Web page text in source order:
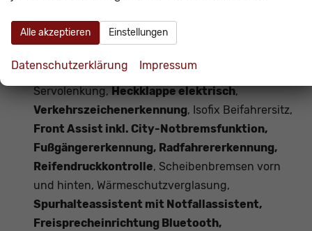
(Fahrmodusauswahl),Ausweichassistent,
Distanzanzeige(ParkPilot vorn und hinten),
Servolenkung, Heckklappe elektrisch,
Verkehrszeichenerkennung, Isofix Beifahrersitz,
Front Assist inkl. City-Notbremsfunktion,
Fußgängererkennung, Radfahrererkennung,
Reifendruckkontrolle, Scheibenbremsen vorn
und hinten, Wärmeschutzverglasung,
Spurhalteassistent mit Notfallassistent,
Freisprecheinrichtung Bluetooth,
Alle akzeptieren Einstellungen
Datenschutzerklärung Impressum